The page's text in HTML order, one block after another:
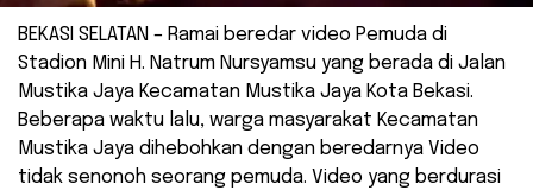
BEKASI SELATAN – Ramai beredar video Pemuda di
Stadion Mini H. Natrum Nursyamsu yang berada di Jalan
Mustika Jaya Kecamatan Mustika Jaya Kota Bekasi.
Beberapa waktu lalu, warga masyarakat Kecamatan
Mustika Jaya dihebohkan dengan beredarnya Video
tidak senonoh seorang pemuda. Video yang berdurasi